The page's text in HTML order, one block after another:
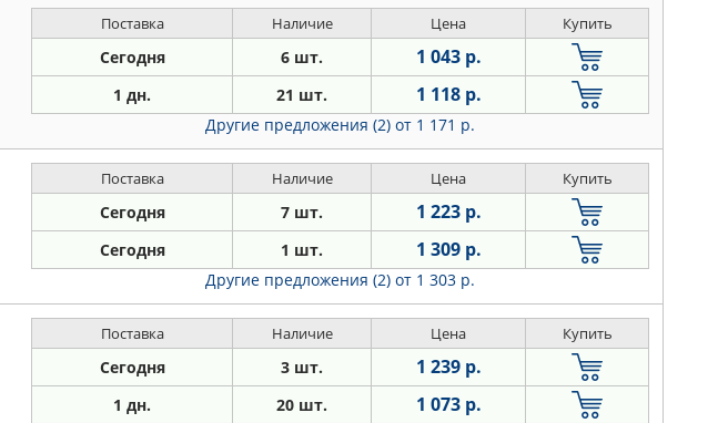
Поставка Наличие Цена Купить
Сегодня 6 шт. 1 043 р.
1 дн. 21 шт. 1 118 р.
Другие предложения (2) от 1 171 р.
Поставка Наличие Цена Купить
Сегодня 7 шт. 1 223 р.
Сегодня 1 шт. 1 309 р.
Другие предложения (2) от 1 303 р.
Поставка Наличие Цена Купить
Сегодня 3 шт. 1 239 р.
1 дн. 20 шт. 1 073 р.